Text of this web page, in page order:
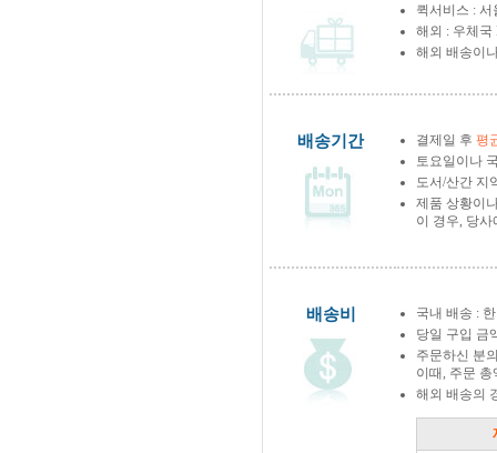
퀵서비스 :
해외 : 우체국
해외 배송이
배송기간 결제일 후 평
토요일이나
도서/산간 지
제품 상황이
이 경우, 당
배송비
국내 배송 :
당일 구입 금
주문하신 분
이때, 주문
해외 배송의